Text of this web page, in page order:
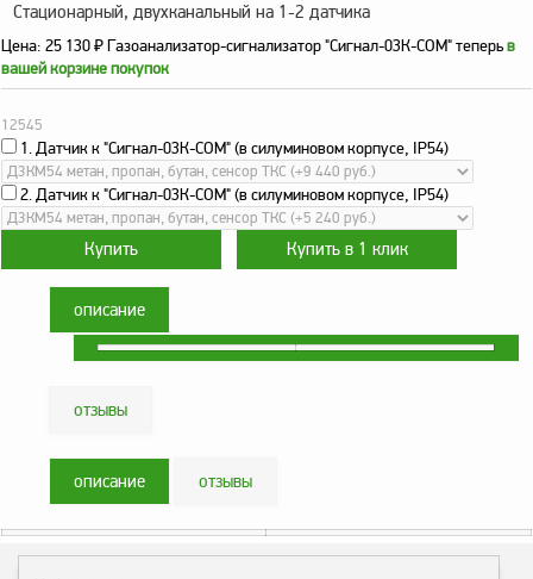
Запасные части к ТРК
и ГРК
Электронное
оборудование
ТОПАЗ
Пульты управления,
контроллеры
Устройства громкой
связи и оповещения
Краны раздаточные,
з/ч и комплектующие
оборудование
Насосы и насосные
агрегаты
Устройства слива и
налива
Стационарный, двухканальный на 1-2 датчика
Цена: 25 130₽Газоанализатор-сигнализатор "Сигнал-03К-СОМ" теперьв
вашей корзине покупок
12545
1. Датчик к "Сигнал-03К-СОМ" (в силуминовом корпусе, IP54)
2. Датчик к "Сигнал-03К-СОМ" (в силуминовом корпусе, IP54)
описание
отзывы
описание отзывы